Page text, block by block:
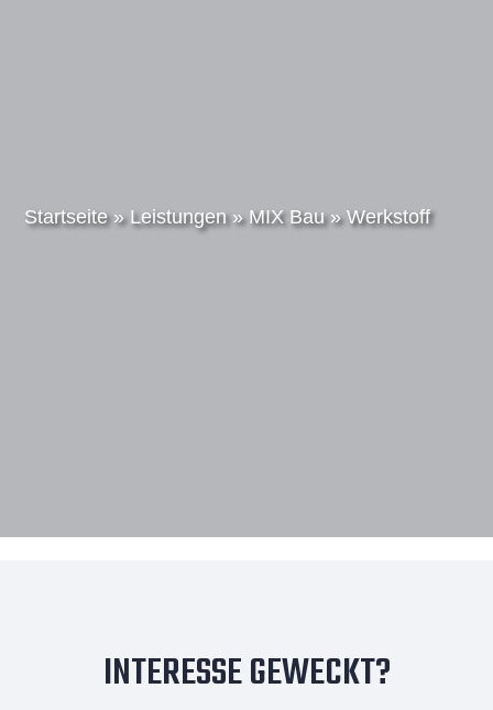
Startseite»Leistungen»MIX Bau»Werkstoff
INTERESSE GEWECKT?